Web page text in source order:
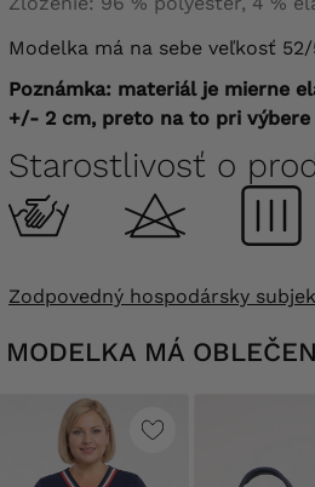
Modelka má na sebe veľkosť
Poznámka: materiál je mierne
+/- 2 cm, preto na to pri
Starostlivosť o
Zodpovedný hospodársky
MODELKA MÁ